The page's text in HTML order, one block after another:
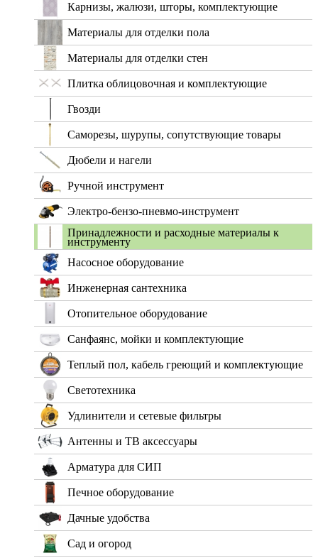
Карнизы, жалюзи, шторы, комплектующие
Материалы для отделки пола
Материалы для отделки стен
Плитка облицовочная и комплектующие
Гвозди
Саморезы, шурупы, сопутствующие товары
Дюбели и нагели
Ручной инструмент
Электро-бензо-пневмо-инструмент
Принадлежности и расходные материалы к
инструменту
Насосное оборудование
Инженерная сантехника
Отопительное оборудование
Санфаянс, мойки и комплектующие
Теплый пол, кабель греющий и комплектующие
Светотехника
Удлинители и сетевые фильтры
Антенны и ТВ аксессуары
Арматура для СИП
Печное оборудование
Дачные удобства
Сад и огород